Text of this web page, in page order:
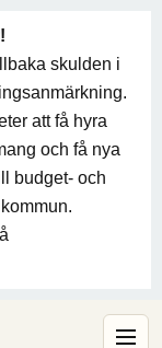
skulden i
att få hyra
och få nya
budget- och